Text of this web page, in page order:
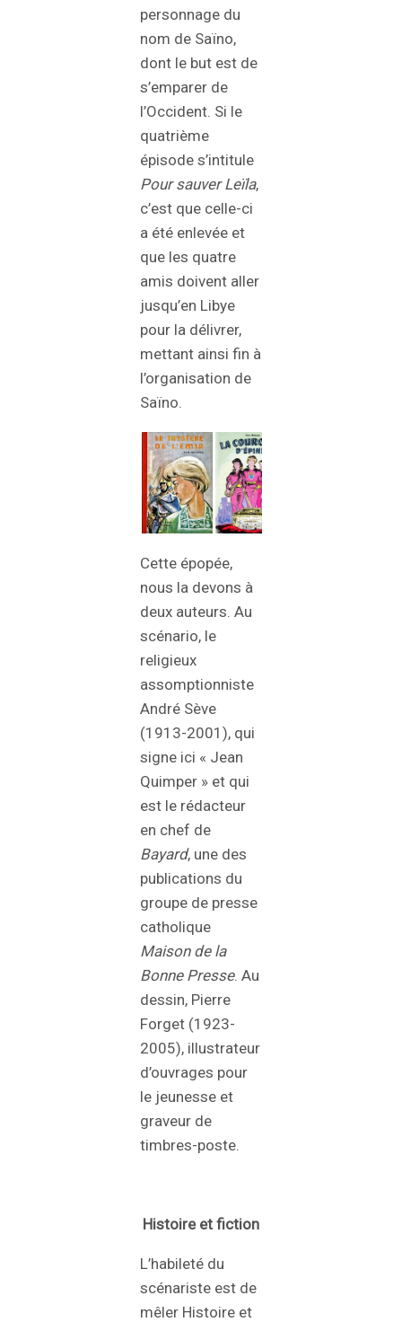
personnage du
nom de Saïno,
dont le but est de
s’emparer de
l’Occident. Si le
quatrième
épisode s’intitule
Pour sauver Leïla,
c’est que celle-ci
a été enlevée et
que les quatre
amis doivent aller
jusqu’en Libye
pour la délivrer,
mettant ainsi fin à
l’organisation de
Saïno.
Cette épopée,
nous la devons à
deux auteurs. Au
scénario, le
religieux
assomptionniste
André Sève
(1913-2001), qui
signe ici « Jean
Quimper » et qui
est le rédacteur
en chef de
Bayard, une des
publications du
groupe de presse
catholique
Maison de la
Bonne Presse. Au
dessin, Pierre
Forget (1923-
2005), illustrateur
d’ouvrages pour
le jeunesse et
graveur de
timbres-poste.
Histoire et fiction
L’habileté du
scénariste est de
mêler Histoire et